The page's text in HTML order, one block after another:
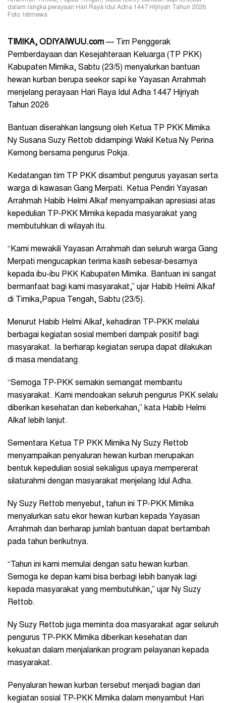
dalam rangka perayaan Hari Raya Idul Adha 1447 Hijriyah Tahun 2026.
Foto: Istimewa
TIMIKA, ODIYAIWUU.com — Tim Penggerak
Pemberdayaan dan Kesejahteraan Keluarga (TP PKK)
Kabupaten Mimika, Sabtu (23/5) menyalurkan bantuan
hewan kurban berupa seekor sapi ke Yayasan Arrahmah
menjelang perayaan Hari Raya Idul Adha 1447 Hijriyah
Tahun 2026
Bantuan diserahkan langsung oleh Ketua TP PKK Mimika
Ny Susana Suzy Rettob didampingi Wakil Ketua Ny Perina
Kemong bersama pengurus Pokja.
Kedatangan tim TP PKK disambut pengurus yayasan serta
warga di kawasan Gang Merpati. Ketua Pendiri Yayasan
Arrahmah Habib Helmi Alkaf menyampaikan apresiasi atas
kepedulian TP-PKK Mimika kepada masyarakat yang
membutuhkan di wilayah itu.
“Kami mewakili Yayasan Arrahmah dan seluruh warga Gang
Merpati mengucapkan terima kasih sebesar-besarnya
kepada ibu-ibu PKK Kabupaten Mimika. Bantuan ini sangat
bermanfaat bagi kami masyarakat,” ujar Habib Helmi Alkaf
di Timika,Papua Tengah, Sabtu (23/5).
Menurut Habib Helmi Alkaf, kehadiran TP-PKK melalui
berbagai kegiatan sosial memberi dampak positif bagi
masyarakat. Ia berharap kegiatan serupa dapat dilakukan
di masa mendatang.
“Semoga TP-PKK semakin semangat membantu
masyarakat. Kami mendoakan seluruh pengurus PKK selalu
diberikan kesehatan dan keberkahan,” kata Habib Helmi
Alkaf lebih lanjut.
Sementara Ketua TP PKK Mimika Ny Suzy Rettob
menyampaikan penyaluran hewan kurban merupakan
bentuk kepedulian sosial sekaligus upaya mempererat
silaturahmi dengan masyarakat menjelang Idul Adha.
Ny Suzy Rettob menyebut, tahun ini TP-PKK Mimika
menyalurkan satu ekor hewan kurban kepada Yayasan
Arrahmah dan berharap jumlah bantuan dapat bertambah
pada tahun berikutnya.
“Tahun ini kami memulai dengan satu hewan kurban.
Semoga ke depan kami bisa berbagi lebih banyak lagi
kepada masyarakat yang membutuhkan,” ujar Ny Suzy
Rettob.
Ny Suzy Rettob juga meminta doa masyarakat agar seluruh
pengurus TP-PKK Mimika diberikan kesehatan dan
kekuatan dalam menjalankan program pelayanan kepada
masyarakat.
Penyaluran hewan kurban tersebut menjadi bagian dari
kegiatan sosial TP-PKK Mimika dalam menyambut Hari